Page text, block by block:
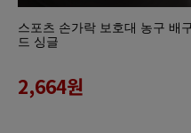
스포츠 손가락 보호대 농구 배
드 싱글
2,664원